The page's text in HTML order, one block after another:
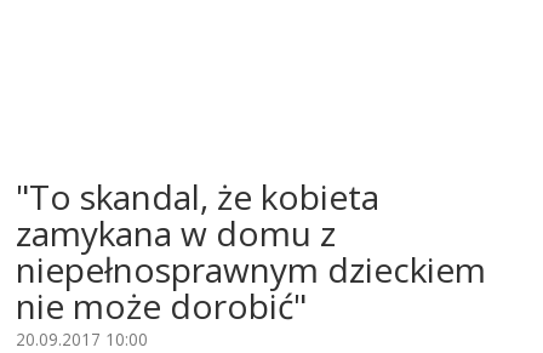
"To skandal, że kobieta
zamykana w domu z
niepełnosprawnym dzieckiem
nie może dorobić"
20.09.2017 10:00